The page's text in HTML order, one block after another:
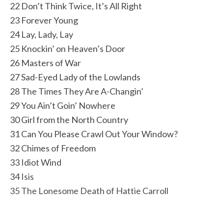
22 Don’t Think Twice, It’s All Right
23 Forever Young
24 Lay, Lady, Lay
25 Knockin’ on Heaven’s Door
26 Masters of War
27 Sad-Eyed Lady of the Lowlands
28 The Times They Are A-Changin’
29 You Ain’t Goin’ Nowhere
30 Girl from the North Country
31 Can You Please Crawl Out Your Window?
32 Chimes of Freedom
33 Idiot Wind
34 Isis
35 The Lonesome Death of Hattie Carroll